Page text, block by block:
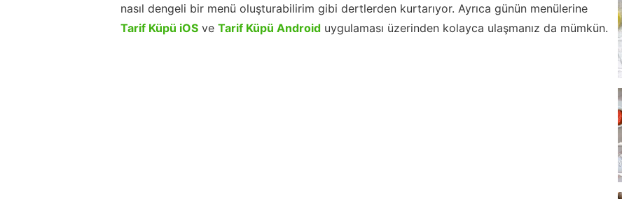
nasıl dengeli bir menü oluşturabilirim gibi dertlerden kurtarıyor. Ayrıca günün menülerine
Tarif Küpü iOS ve Tarif Küpü Android uygulaması üzerinden kolayca ulaşmanız da mümkün.